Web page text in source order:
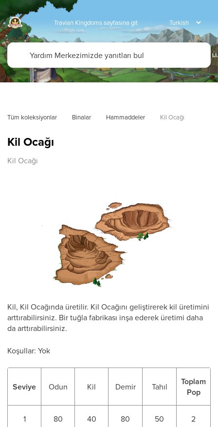
Travian Kingdoms sayfasına git
Tüm koleksiyonlar Binalar Hammaddeler Kil Ocağı
Kil Ocağı
Kil Ocağı
Kil, Kil Ocağında üretilir. Kil Ocağını geliştirerek kil üretimini
arttırabilirsiniz. Bir tuğla fabrikası inşa ederek üretimi daha
da arttırabilirsiniz.
Koşullar: Yok
Seviye Odun Kil Demir Tahıl
Toplam
Pop
1 80 40 80 50 2